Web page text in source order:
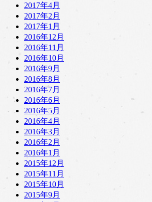
2017年4月
2017年2月
2017年1月
2016年12月
2016年11月
2016年10月
2016年9月
2016年8月
2016年7月
2016年6月
2016年5月
2016年4月
2016年3月
2016年2月
2016年1月
2015年12月
2015年11月
2015年10月
2015年9月